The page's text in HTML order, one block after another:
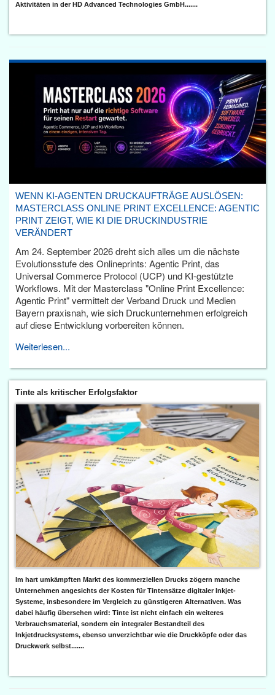
Aktivitäten in der HD Advanced Technologies GmbH.......
WENN KI-AGENTEN DRUCKAUFTRÄGE AUSLÖSEN:
MASTERCLASS ONLINE PRINT EXCELLENCE: AGENTIC
PRINT ZEIGT, WIE KI DIE DRUCKINDUSTRIE
VERÄNDERT
Am 24. September 2026 dreht sich alles um die nächste
Evolutionsstufe des Onlineprints: Agentic Print, das
Universal Commerce Protocol (UCP) und KI-gestützte
Workflows. Mit der Masterclass "Online Print Excellence:
Agentic Print" vermittelt der Verband Druck und Medien
Bayern praxisnah, wie sich Druckunternehmen erfolgreich
auf diese Entwicklung vorbereiten können.
Weiterlesen...
Tinte als kritischer Erfolgsfaktor
Im hart umkämpften Markt des kommerziellen Drucks zögern manche
Unternehmen angesichts der Kosten für Tintensätze digitaler Inkjet-
Systeme, insbesondere im Vergleich zu günstigeren Alternativen. Was
dabei häufig übersehen wird: Tinte ist nicht einfach ein weiteres
Verbrauchsmaterial, sondern ein integraler Bestandteil des
Inkjetdrucksystems, ebenso unverzichtbar wie die Druckköpfe oder das
Druckwerk selbst.......